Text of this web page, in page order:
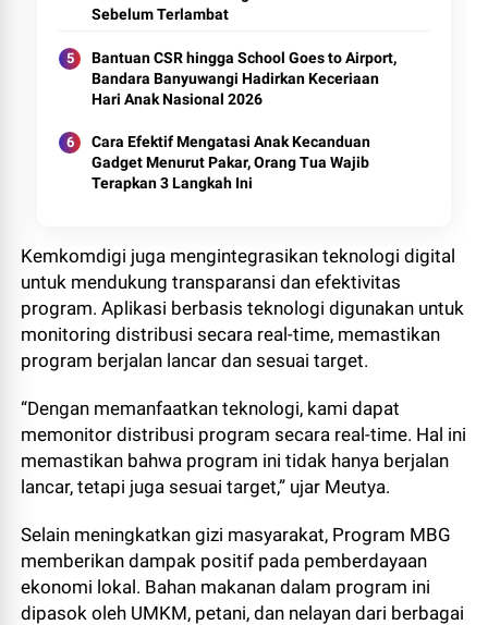
Sebelum Terlambat
Bantuan CSR hingga School Goes to Airport,
Bandara Banyuwangi Hadirkan Keceriaan
Hari Anak Nasional 2026
Cara Efektif Mengatasi Anak Kecanduan
Gadget Menurut Pakar, Orang Tua Wajib
Terapkan 3 Langkah Ini
Kemkomdigi juga mengintegrasikan teknologi digital
untuk mendukung transparansi dan efektivitas
program. Aplikasi berbasis teknologi digunakan untuk
monitoring distribusi secara real-time, memastikan
program berjalan lancar dan sesuai target.
“Dengan memanfaatkan teknologi, kami dapat
memonitor distribusi program secara real-time. Hal ini
memastikan bahwa program ini tidak hanya berjalan
lancar, tetapi juga sesuai target,” ujar Meutya.
Selain meningkatkan gizi masyarakat, Program MBG
memberikan dampak positif pada pemberdayaan
ekonomi lokal. Bahan makanan dalam program ini
dipasok oleh UMKM, petani, dan nelayan dari berbagai